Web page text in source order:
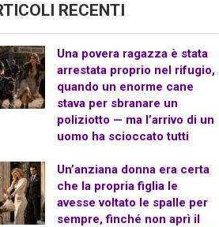
RECENTI
Una povera ragazza è stata
arrestata proprio nel rifugio,
quando un enorme cane
stava per sbranare un
poliziotto — ma l’arrivo di un
uomo ha scioccato tutti
Un’anziana donna era certa
che la propria figlia le
avesse voltato le spalle per
sempre, finché non aprì il